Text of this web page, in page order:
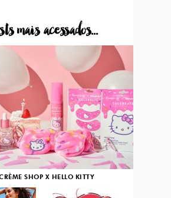
mais acessados...
CRÈME SHOP X HELLO KITTY